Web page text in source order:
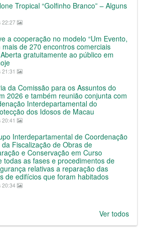
Tropical “Golfinho Branco” – Alguns
22:27
a cooperação no modelo “Um Evento,
mais de 270 encontros comerciais
gratuitamente ao público em
da Comissão para os Assuntos do
2026 e também reunião conjunta com
Interdepartamental do
dos Idosos de Macau
Interdepartamental de Coordenação
Fiscalização de Obras de
e Conservação em Curso
todas as fases e procedimentos de
relativas a reparação das
de edifícios que foram habitados
20:34
Ver todos